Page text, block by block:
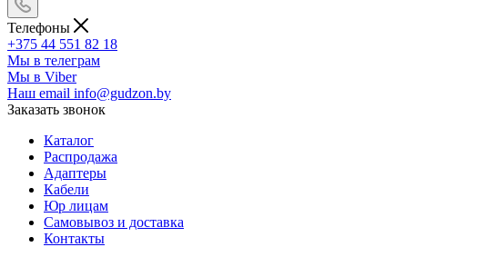
Телефоны
+375 44 551 82 18
Мы в телеграм
Мы в Viber
Наш email info@gudzon.by
Заказать звонок
Каталог
Распродажа
Адаптеры
Кабели
Юр лицам
Самовывоз и доставка
Контакты